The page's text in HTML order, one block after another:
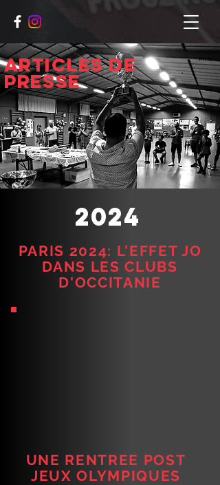
ARTICLES DE
PRESSE
2024
PARIS 2024: L'EFFET JO
DANS LES CLUBS
D'OCCITANIE
UNE RENTREE POST
JEUX OLYMPIQUES